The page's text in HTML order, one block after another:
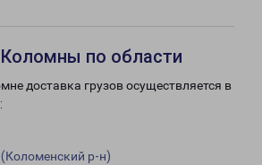
по области
доставка грузов осуществляется в
р-н)